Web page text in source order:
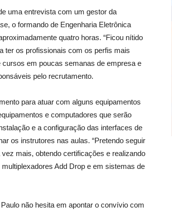
uma entrevista com um gestor da
o formando de Engenharia Eletrônica
quatro horas. “Ficou nítido
ter os profissionais com os perfis mais
cursos em poucas semanas de empresa e
pelo recrutamento.
para atuar com alguns equipamentos
e computadores que serão
e a configuração das interfaces de
os instrutores nas aulas. “Pretendo seguir
mais, obtendo certificações e realizando
Add Drop e em sistemas de
não hesita em apontar o convívio com